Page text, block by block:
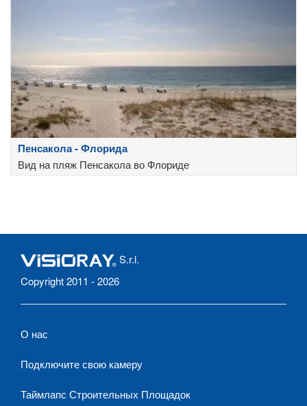
Пенсакола - Флорида
Вид на пляж Пенсакола во Флориде
S.r.l.
Copyright 2011 - 2026
О нас
Подключите свою камеру
Таймлапс Строительных Площадок